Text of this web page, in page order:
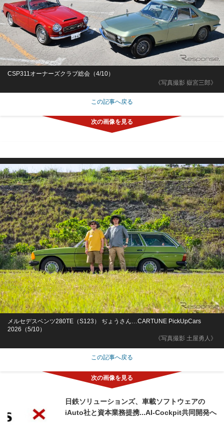
《写真撮影 嶽宮三郎》
CSP311オーナーズクラブ総会（4/10）
この記事へ戻る
《写真撮影 土屋勇人》
メルセデスベンツ280TE（S123） ぢょうさん…CARTUNE PickUpCars
2026（5/10）
この記事へ戻る
日鉄ソリューションズ、車載ソフトウェアの
iAuto社と資本業務提携...AI-Cockpit共同開発へ